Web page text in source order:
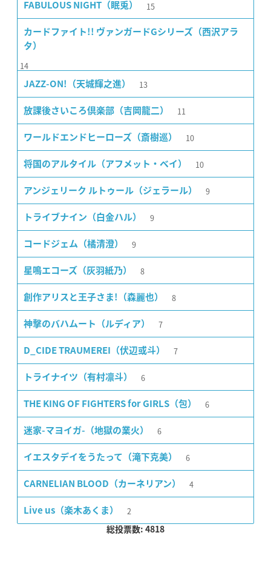
FABULOUS NIGHT（眠兎） 15
カードファイト!! ヴァンガードGシリーズ（西沢アラ
タ）
14
JAZZ-ON!（天城輝之進） 13
放課後さいころ倶楽部（吉岡龍二） 11
ワールドエンドヒーローズ（斎樹巡） 10
将国のアルタイル（アフメット・ベイ） 10
アンジェリーク ルトゥール（ジェラール） 9
トライブナイン（白金ハル） 9
コードジェム（橘清澄） 9
星鳴エコーズ（灰羽紙乃） 8
創作アリスと王子さま!（森麗也） 8
神撃のバハムート（ルディア） 7
D_CIDE TRAUMEREI（伏辺或斗） 7
トライナイツ（有村凛斗） 6
THE KING OF FIGHTERS for GIRLS（包） 6
迷家-マヨイガ-（地獄の業火） 6
イエスタデイをうたって（滝下克美） 6
CARNELIAN BLOOD（カーネリアン） 4
Live us（楽木あくま） 2
総投票数: 4818